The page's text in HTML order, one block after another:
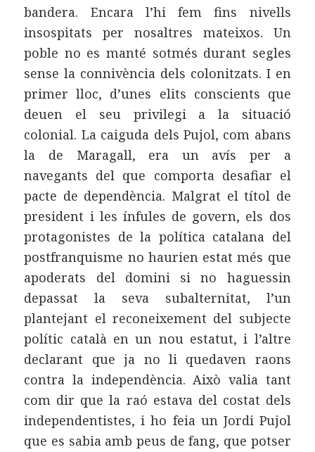
bandera. Encara l’hi fem fins nivells
insospitats per nosaltres mateixos. Un
poble no es manté sotmés durant segles
sense la connivència dels colonitzats. I en
primer lloc, d’unes elits conscients que
deuen el seu privilegi a la situació
colonial. La caiguda dels Pujol, com abans
la de Maragall, era un avís per a
navegants del que comporta desafiar el
pacte de dependència. Malgrat el títol de
president i les ínfules de govern, els dos
protagonistes de la política catalana del
postfranquisme no haurien estat més que
apoderats del domini si no haguessin
depassat la seva subalternitat, l’un
plantejant el reconeixement del subjecte
polític català en un nou estatut, i l’altre
declarant que ja no li quedaven raons
contra la independència. Això valia tant
com dir que la raó estava del costat dels
independentistes, i ho feia un Jordi Pujol
que es sabia amb peus de fang, que potser